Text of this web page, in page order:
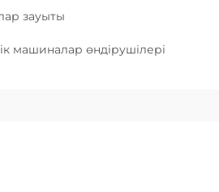
зауыты
машиналар өндірушілері